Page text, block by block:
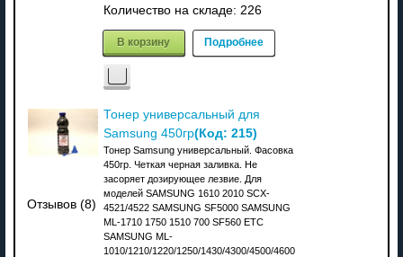
Количество на складе: 226
В корзину Подробнее
Отзывов (8)
Тонер универсальный для
Samsung 450гр(Код: 215)
Тонер Samsung универсальный. Фасовка
450гр. Четкая черная заливка. Не
засоряет дозирующее лезвие. Для
моделей SAMSUNG 1610 2010 SCX-
4521/4522 SAMSUNG SF5000 SAMSUNG
ML-1710 1750 1510 700 SF560 ETC
SAMSUNG ML-
1010/1210/1220/1250/1430/4300/4500/4600